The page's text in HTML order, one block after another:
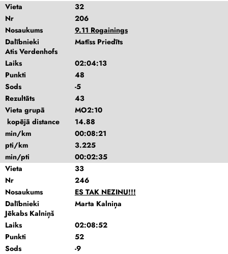
Vieta
32
Nr
206
Nosaukums
9.11 Rogainings
Dalībnieki
Matīss Priedīts
Atis Verdenhofs
Laiks
02:04:13
Punkti
48
Sods
-5
Rezultāts
43
Vieta grupā
MO2:10
kopējā distance
14.88
min/km
00:08:21
pti/km
3.225
min/pti
00:02:35
Vieta
33
Nr
246
Nosaukums
ES TAK NEZINU!!!
Dalībnieki
Marta Kalniņa
Jēkabs Kalniņš
Laiks
02:08:52
Punkti
52
Sods
-9